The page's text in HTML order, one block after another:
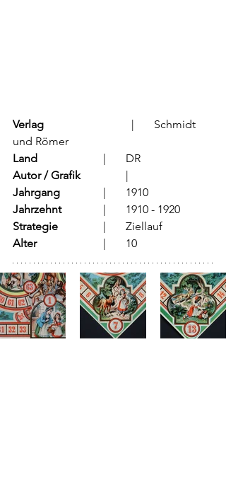
Verlag
und Römer
Land
			  |	DR
Autor / Grafik
Jahrgang
		  |	1910
Jahrzehnt
		  |	1910 - 1920
Strategie
		  |	Ziellauf
Alter
			  |	10